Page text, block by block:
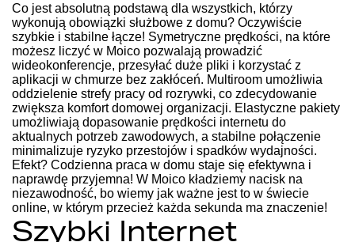
Co jest absolutną podstawą dla wszystkich, którzy
wykonują obowiązki służbowe z domu? Oczywiście
szybkie i stabilne łącze! Symetryczne prędkości, na które
możesz liczyć w Moico pozwalają prowadzić
wideokonferencje, przesyłać duże pliki i korzystać z
aplikacji w chmurze bez zakłóceń. Multiroom umożliwia
oddzielenie strefy pracy od rozrywki, co zdecydowanie
zwiększa komfort domowej organizacji. Elastyczne pakiety
umożliwiają dopasowanie prędkości internetu do
aktualnych potrzeb zawodowych, a stabilne połączenie
minimalizuje ryzyko przestojów i spadków wydajności.
Efekt? Codzienna praca w domu staje się efektywna i
naprawdę przyjemna! W Moico kładziemy nacisk na
niezawodność, bo wiemy jak ważne jest to w świecie
online, w którym przecież każda sekunda ma znaczenie!
Szybki Internet